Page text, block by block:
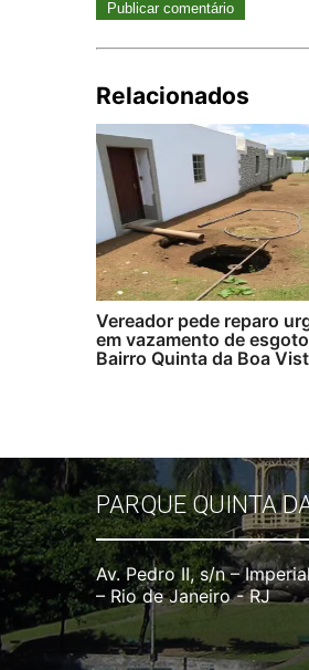
Relacionados
Vereador pede reparo
em vazamento de
Bairro Quinta da Boa
PARQUE QUINTA
Av. Pedro II, s/n –
– Rio de Janeiro - RJ